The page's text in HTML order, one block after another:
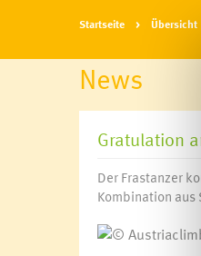
Startseite Übersicht
News
Gratulation
Der Frastanzer
Kombination